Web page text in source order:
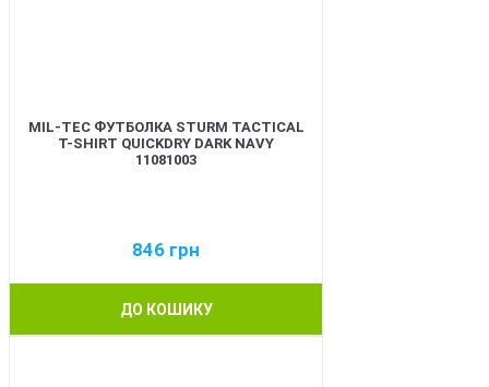
MIL-TEC ФУТБОЛКА STURM TACTICAL
T-SHIRT QUICKDRY DARK NAVY
11081003
846 грн
ДО КОШИКУ